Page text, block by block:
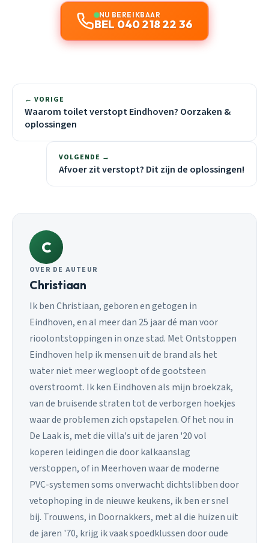
NU BEREIKBAAR
BEL 040 218 22 36
← VORIGE
Waarom toilet verstopt Eindhoven? Oorzaken &
oplossingen
VOLGENDE →
Afvoer zit verstopt? Dit zijn de oplossingen!
C
OVER DE AUTEUR
Christiaan
Ik ben Christiaan, geboren en getogen in
Eindhoven, en al meer dan 25 jaar dé man voor
rioolontstoppingen in onze stad. Met Ontstoppen
Eindhoven help ik mensen uit de brand als het
water niet meer wegloopt of de gootsteen
overstroomt. Ik ken Eindhoven als mijn broekzak,
van de bruisende straten tot de verborgen hoekjes
waar de problemen zich opstapelen. Of het nou in
De Laak is, met die villa's uit de jaren '20 vol
koperen leidingen die door kalkaanslag
verstoppen, of in Meerhoven waar de moderne
PVC-systemen soms onverwacht dichtslibben door
vetophoping in de nieuwe keukens, ik ben er snel
bij. Trouwens, in Doornakkers, met al die huizen uit
de jaren '70, krijg ik vaak spoedklussen door oude